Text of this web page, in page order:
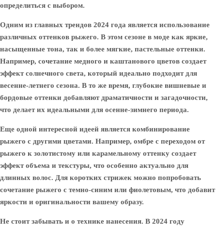
определиться с выбором.
Одним из главных трендов 2024 года является использование
различных оттенков рыжего. В этом сезоне в моде как яркие,
насыщенные тона, так и более мягкие, пастельные оттенки.
Например, сочетание медного и каштанового цветов создает
эффект солнечного света, который идеально подходит для
весенне-летнего сезона. В то же время, глубокие вишневые и
бордовые оттенки добавляют драматичности и загадочности,
что делает их идеальными для осенне-зимнего периода.
Еще одной интересной идеей является комбинирование
рыжего с другими цветами. Например, омбре с переходом от
рыжего к золотистому или карамельному оттенку создает
эффект объема и текстуры, что особенно актуально для
длинных волос. Для коротких стрижек можно попробовать
сочетание рыжего с темно-синим или фиолетовым, что добавит
яркости и оригинальности вашему образу.
Не стоит забывать и о технике нанесения. В 2024 году